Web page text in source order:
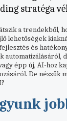
stratéga
a trendekből,
lehetőségek
és
automatizálásáról,
épp új, AI-hoz
De nézzük